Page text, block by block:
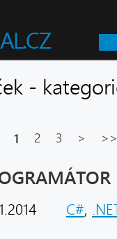
-
1 2 3 >
C#,